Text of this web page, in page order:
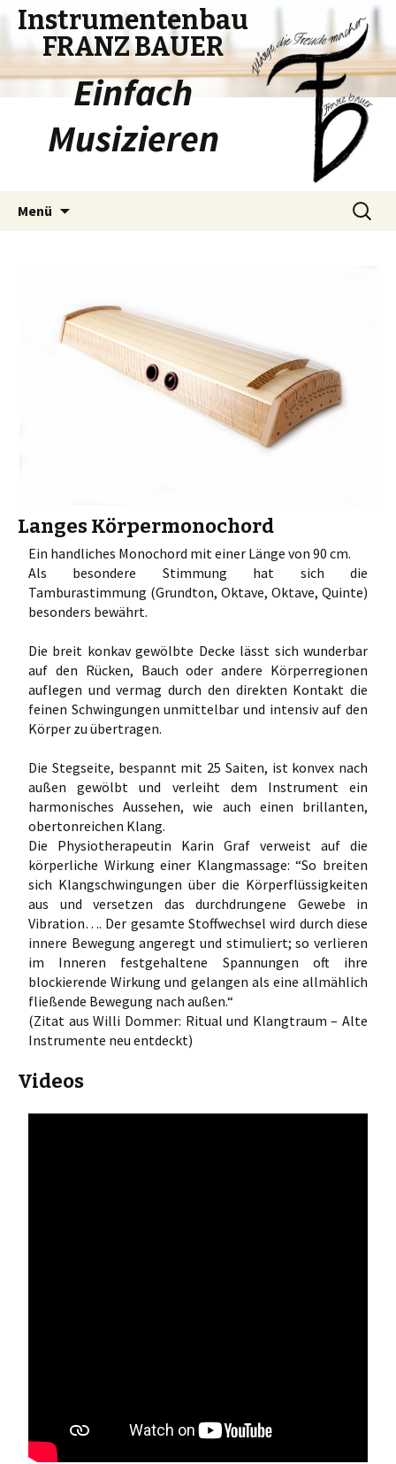
Instrumentenbau
FRANZ BAUER
Einfach
Musizieren
Menü
Suchen
nach:
Langes Körpermonochord
Ein handliches Monochord mit einer Länge von 90 cm.
Als besondere Stimmung hat sich die
Tamburastimmung (Grundton, Oktave, Oktave, Quinte)
besonders bewährt.
Die breit konkav gewölbte Decke lässt sich wunderbar
auf den Rücken, Bauch oder andere Körperregionen
auflegen und vermag durch den direkten Kontakt die
feinen Schwingungen unmittelbar und intensiv auf den
Körper zu übertragen.
Die Stegseite, bespannt mit 25 Saiten, ist konvex nach
außen gewölbt und verleiht dem Instrument ein
harmonisches Aussehen, wie auch einen brillanten,
obertonreichen Klang.
Die Physiotherapeutin Karin Graf verweist auf die
körperliche Wirkung einer Klangmassage: “So breiten
sich Klangschwingungen über die Körperflüssigkeiten
aus und versetzen das durchdrungene Gewebe in
Vibration…. Der gesamte Stoffwechsel wird durch diese
innere Bewegung angeregt und stimuliert; so verlieren
im Inneren festgehaltene Spannungen oft ihre
blockierende Wirkung und gelangen als eine allmählich
fließende Bewegung nach außen.“
(Zitat aus Willi Dommer: Ritual und Klangtraum – Alte
Instrumente neu entdeckt)
Videos